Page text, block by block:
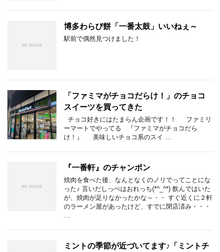
博多わらび餅「一番太鼓」いいねぇ～
駅前で偶然見つけました！
「ファミマがチョコだらけ！」のチョコ
スイーツを買ってきた
チョコ好きにはたまらん企画です！！ ファミリ
ーマートでやってる 『ファミマがチョコだら
け！』 美味しいチョコ系のスイ …
『一番軒』のチャンポン
焼肉を食べた後、なんとなくのノリでってことにな
った♪ 言いだしっぺはおれっち(*^_^*) 飲んではいた
が、焼肉が足りなかったかな～・・ すぐ近くに２軒
のラーメン屋があったけど、すでに閉店済み・・・
ミントの季節が近づいてます♪「ミントチ